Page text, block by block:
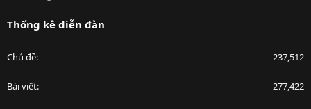
Thống kê diễn đàn
Chủ đề 237,512
Bài viết 277,422